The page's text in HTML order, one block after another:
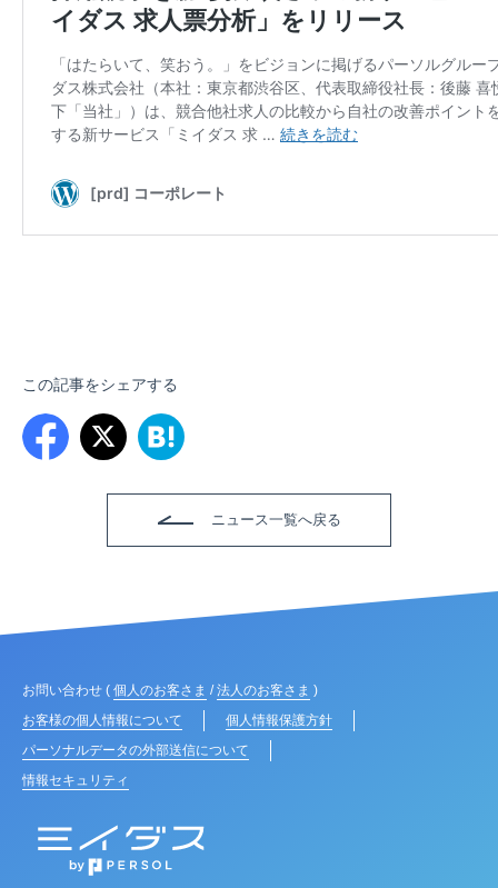
この記事をシェアする
ニュース一覧へ戻る
お問い合わせ ( 個人のお客さま / 法人のお客さま )
お客様の個人情報について
個人情報保護方針
パーソナルデータの外部送信について
情報セキュリティ